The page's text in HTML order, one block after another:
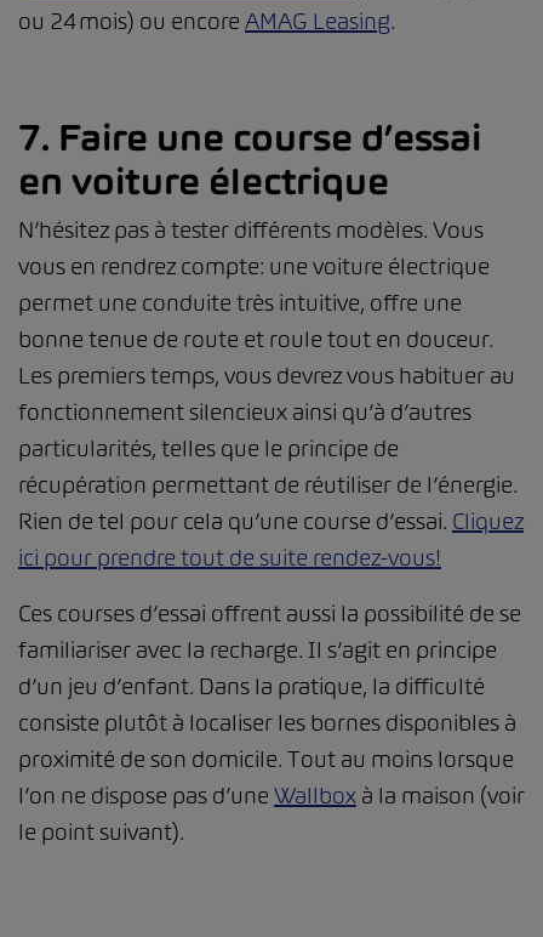
ou 24 mois) ou encore AMAG Leasing.
7. Faire une course d’essai
en voiture électrique
N’hésitez pas à tester différents modèles. Vous
vous en rendrez compte: une voiture électrique
permet une conduite très intuitive, offre une
bonne tenue de route et roule tout en douceur.
Les premiers temps, vous devrez vous habituer au
fonctionnement silencieux ainsi qu’à d’autres
particularités, telles que le principe de
récupération permettant de réutiliser de l’énergie.
Rien de tel pour cela qu’une course d’essai. Cliquez
ici pour prendre tout de suite rendez-vous!
Ces courses d’essai offrent aussi la possibilité de se
familiariser avec la recharge. Il s’agit en principe
d’un jeu d’enfant. Dans la pratique, la difficulté
consiste plutôt à localiser les bornes disponibles à
proximité de son domicile. Tout au moins lorsque
l’on ne dispose pas d’une Wallbox à la maison (voir
le point suivant).